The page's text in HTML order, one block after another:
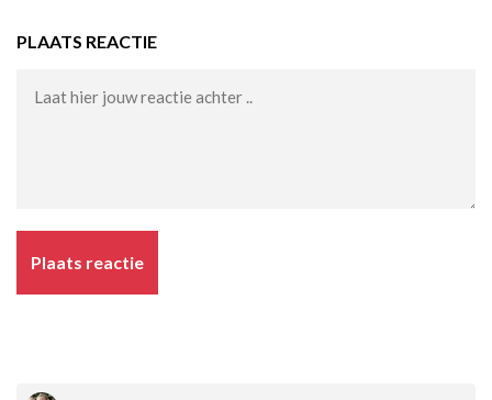
PLAATS REACTIE
Plaats reactie